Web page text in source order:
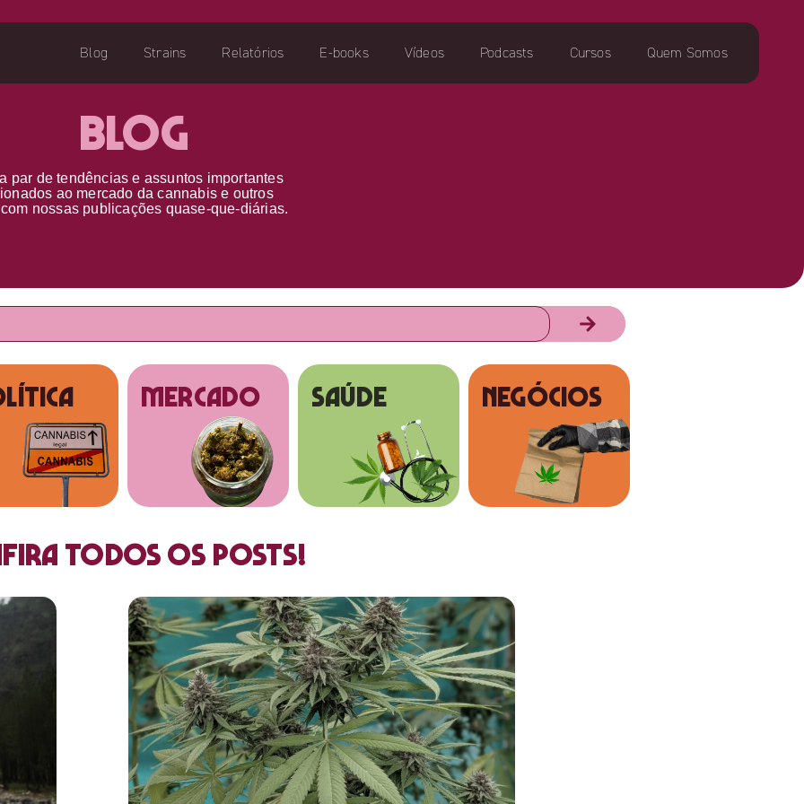
Blog Strains Relatórios E-books Vídeos Podcasts Cursos Quem Somos
Blog
par detendências e assuntos importantes
ao mercado da cannabis e outros
com nossas publicações quase-que-diárias.
MERCADO SAÚDE NEGÓCIOS
todos os posts!